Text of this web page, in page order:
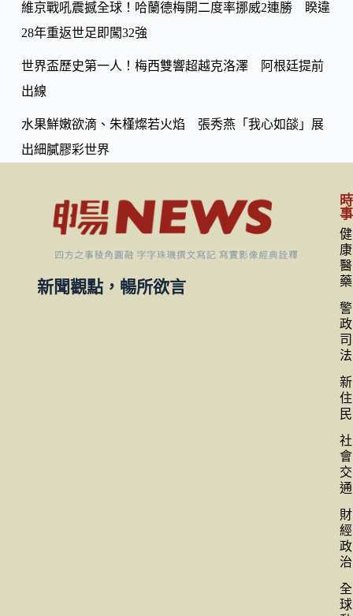
維京戰吼震撼全球！哈蘭德梅開二度率挪威2連勝 睽違
28年重返世足即闖32強
世界盃歷史第一人！梅西雙響超越克洛澤 阿根廷提前
出線
水果鮮嫩欲滴、朱槿燦若火焰 張秀燕「我心如燄」展
出細膩膠彩世界
新聞觀點，暢所欲言
時
事
健
康
醫
藥
警
政
司
法
新
住
民
社
會
交
通
財
經
政
治
全
球